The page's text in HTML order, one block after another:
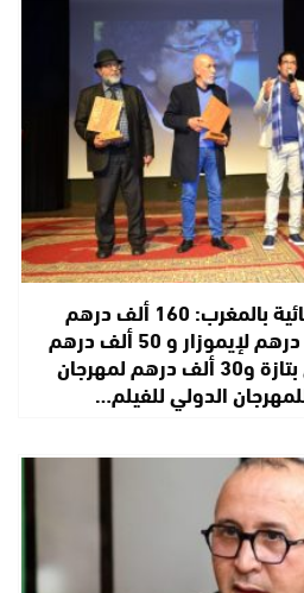
دعم المهرجانات السينمائية بالمغرب: 160 ألف درهم
لمهرجان فاس و80 ألف درهم لإيموزار و 50 ألف درهم
لمهرجان سينما المقهى بتازة و30 ألف درهم لمهرجان